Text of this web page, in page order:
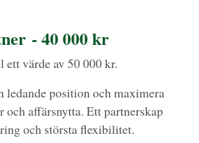
- 40 000 kr
värde av 50 000 kr.
ledande position och maximera
och affärsnytta. Ett partnerskap
och största flexibilitet.